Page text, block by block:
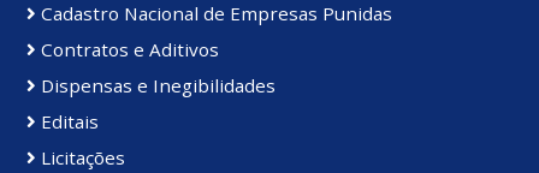
Cadastro Nacional de Empresas Punidas
Contratos e Aditivos
Dispensas e Inegibilidades
Editais
Licitações